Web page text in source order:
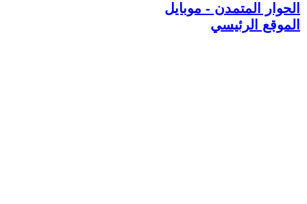
الحوار المتمدن - موبايل
الموقع الرئيسي